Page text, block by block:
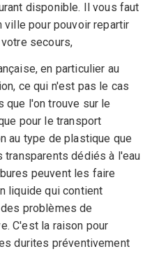
disponible. Il vous faut
ville pour pouvoir repartir
secours,
en particulier au
ce qui n'est pas le cas
l'on trouve sur le
pour le transport
au type de plastique que
dédiés à l'eau
peuvent les faire
liquide qui contient
problèmes de
C'est la raison pour
durites préventivement